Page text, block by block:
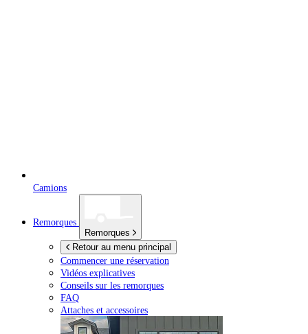
Camions
Remorques
Remorques
Retour au menu principal
Commencer une réservation
Vidéos explicatives
Conseils sur les remorques
FAQ
Attaches et accessoires